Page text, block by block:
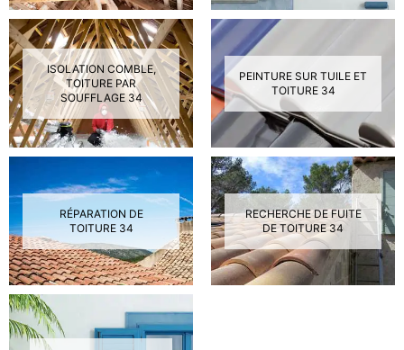
ISOLATION COMBLE,
TOITURE PAR
SOUFFLAGE 34
PEINTURE SUR TUILE ET
TOITURE 34
RÉPARATION DE
TOITURE 34
RECHERCHE DE FUITE
DE TOITURE 34